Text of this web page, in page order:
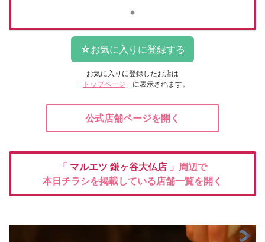
お気に入りに登録したお店は
「 トップページ 」に表示されます。
公式店舗ページを開く
「 マルエツ 鎌ヶ谷大仏店 」周辺で
本日チラシを掲載している店舗一覧を開く